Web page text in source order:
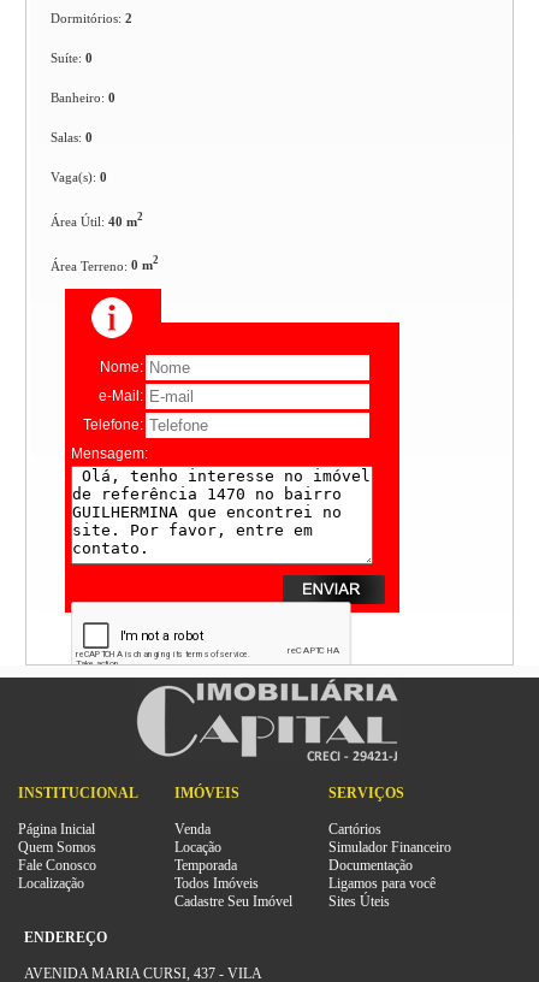
Dormitórios:2
Suíte:0
Banheiro:0
Salas:0
Vaga(s):0
Área Útil:40 m2
Área Terreno:0 m2
Nome:
e-Mail:
Telefone:
Mensagem:
INSTITUCIONAL
Página Inicial
Quem Somos
Fale Conosco
Localização
IMÓVEIS
Venda
Locação
Temporada
Todos Imóveis
Cadastre Seu Imóvel
SERVIÇOS
Cartórios
Simulador Financeiro
Documentação
Ligamos para você
Sites Úteis
ENDEREÇO
AVENIDA MARIA CURSI, 437 - VILA